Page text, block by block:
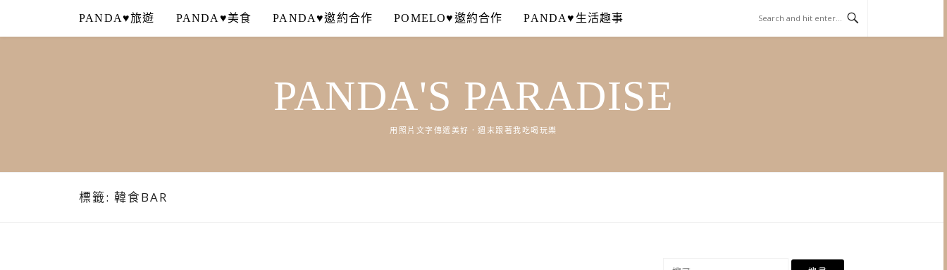
content
PANDA♥旅遊 PANDA♥美食 PANDA♥邀約合作 POMELO♥邀約合作 PANDA♥生活趣事
PANDA'S PARADISE
用照片文字傳遞美好．週末跟著我吃喝玩樂
標籤: 韓食BAR